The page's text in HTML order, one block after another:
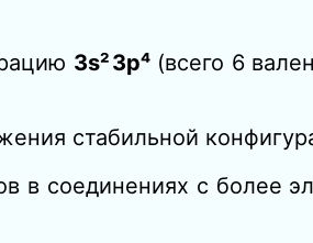
3s² 3p⁴(всего 6
стабильной
в соединениях с более